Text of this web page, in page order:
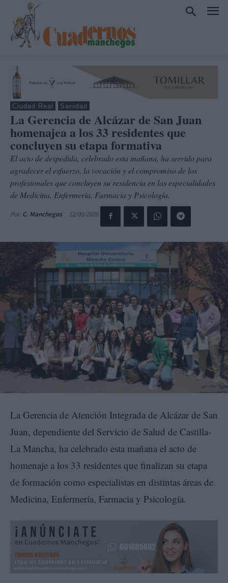
Ciudad Real Sanidad
La Gerencia de Alcázar de San Juan
homenajea a los 33 residentes que
concluyen su etapa formativa
El acto de despedida, celebrado esta mañana, ha servido para
agradecer el esfuerzo, la vocación y el compromiso de los
profesionales que concluyen su residencia en las especialidades
de Medicina, Enfermería, Farmacia y Psicología.
Por C. Manchegos 12/05/2026
La Gerencia de Atención Integrada de Alcázar de San
Juan, dependiente del Servicio de Salud de Castilla-
La Mancha, ha celebrado esta mañana el acto de
homenaje a los 33 residentes que finalizan su etapa
de formación como especialistas en distintas áreas de
Medicina, Enfermería, Farmacia y Psicología.